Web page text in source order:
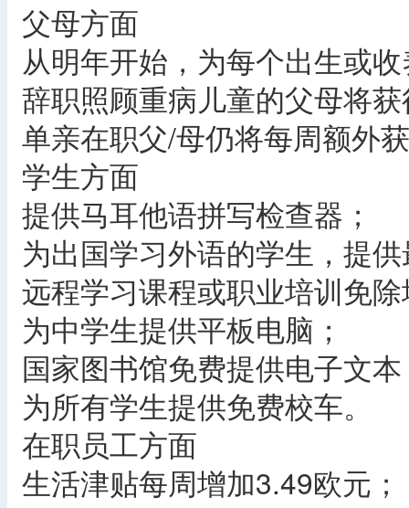
父母方面
从明年开始，为每个出生或
辞职照顾重病儿童的父母将
单亲在职父/母仍将每周额外
学生方面
提供马耳他语拼写检查器；
为出国学习外语的学生，提
远程学习课程或职业培训免
为中学生提供平板电脑；
国家图书馆免费提供电子文
为所有学生提供免费校车。
在职员工方面
生活津贴每周增加3.49欧元；